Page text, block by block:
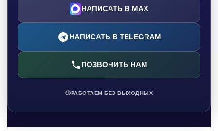
НАПИСАТЬ В MAX
НАПИСАТЬ В TELEGRAM
ПОЗВОНИТЬ НАМ
🕒РАБОТАЕМ БЕЗ ВЫХОДНЫХ